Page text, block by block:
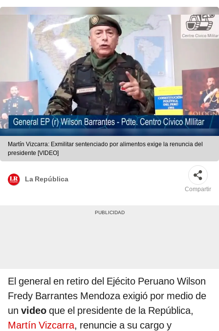
Martín Vizcarra: Exmilitar sentenciado por alimentos exige la renuncia del
presidente [VIDEO]
La República
Compartir
El general en retiro del Ejécito Peruano Wilson
Fredy Barrantes Mendoza exigió por medio de
un video que el presidente de la República,
Martín Vizcarra, renuncie a su cargo y